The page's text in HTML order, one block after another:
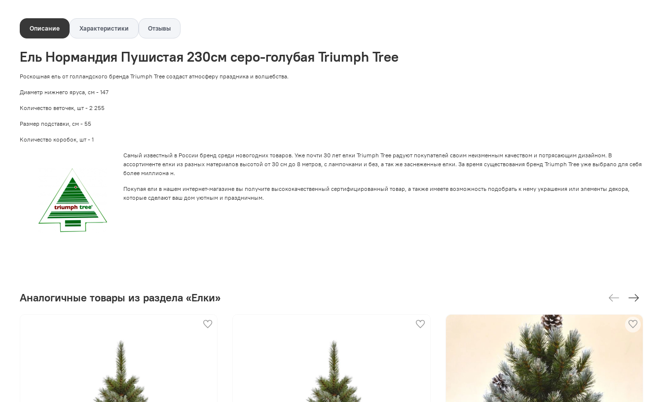
Описание Характеристики Отзывы
Ель Нормандия Пушистая 230см серо-голубая Triumph Tree
Роскошная ель от голландского бренда Triumph Tree создаст атмосферу праздника и волшебства.
Диаметр нижнего яруса, см - 147
Количество веточек, шт - 2 255
Размер подставки, см - 55
Количество коробок, шт - 1
Самый известный в России бренд среди новогодних товаров. Уже почти 30 лет елки Triumph Tree радуют покупателей своим неизменным качеством и потрясающим дизайном. В
ассортименте елки из разных материалов высотой от 30 см до 8 метров, с лампочками и без, а так же заснеженные елки. За время существования бренд Triumph Tree уже выбрало для себя
более миллиона н.
Покупая ели в нашем интернет-магазине вы получите высококачественный сертифицированный товар, а также имеете возможность подобрать к нему украшения или элементы декора,
которые сделают ваш дом уютным и праздничным.
Аналогичные товары из раздела «Елки»